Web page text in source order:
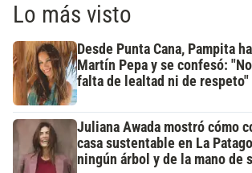
Lo más visto
Desde Punta Cana, Pampita
Martín Pepa y se confesó:
falta de lealtad ni de respeto"
Juliana Awada mostró cómo
casa sustentable en La
ningún árbol y de la mano de